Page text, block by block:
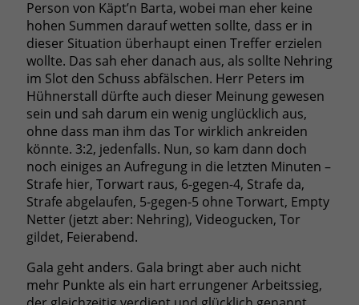
Person von Käpt’n Barta, wobei man eher keine
hohen Summen darauf wetten sollte, dass er in
dieser Situation überhaupt einen Treffer erzielen
wollte. Das sah eher danach aus, als sollte Nehring
im Slot den Schuss abfälschen. Herr Peters im
Hühnerstall dürfte auch dieser Meinung gewesen
sein und sah darum ein wenig unglücklich aus,
ohne dass man ihm das Tor wirklich ankreiden
könnte. 3:2, jedenfalls. Nun, so kam dann doch
noch einiges an Aufregung in die letzten Minuten –
Strafe hier, Torwart raus, 6-gegen-4, Strafe da,
Strafe abgelaufen, 5-gegen-5 ohne Torwart, Empty
Netter (jetzt aber: Nehring), Videogucken, Tor
gildet, Feierabend.
Gala geht anders. Gala bringt aber auch nicht
mehr Punkte als ein hart errungener Arbeitssieg,